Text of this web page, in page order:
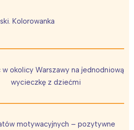
Kolorowanka
w okolicy Warszawy na jednodniową
wycieczkę z dziećmi
motywacyjnych – pozytywne